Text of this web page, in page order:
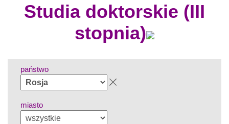
Studia doktorskie (III
stopnia)
państwo
miasto